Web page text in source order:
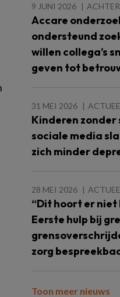
9 JUNI 2026
Accare
ondersteund
willen collega’s
geven tot
31 MEI 2026
Kinderen zonder
sociale media
zich minder
28 MEI 2026
“Dit hoort er niet
Eerste hulp bij
zorg
Toon meer nieuws